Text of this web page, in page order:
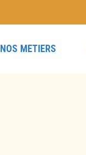
NOS METIERS